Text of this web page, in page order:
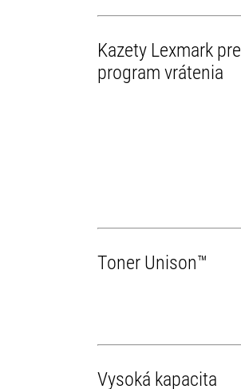
Kazety Lexmark pre
program vrátenia
Toner Unison™
Vysoká kapacita